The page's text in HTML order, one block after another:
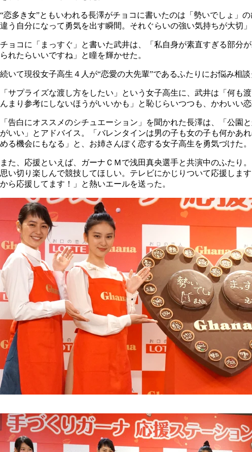
“恋多き女”ともいわれる長澤がチョコに書いたのは「勢いでしょ」
違う自分になって勇気を出す瞬間。それぐらいの強い気持ちが大切」
チョコに「まっすぐ」と書いた武井は、「私自身が素直すぎる部分
られたらいいですね」と瞳を輝かせた。
続いて現役女子高生４人が“恋愛の大先輩”であるふたりにお悩み相談
「サプライズな渡し方をしたい」という女子高生に、武井は「何
んまり参考にしないほうがいいかも」と恥じらいつつも、かわいい恋
「告白にオススメのシチュエーション」を聞かれた長澤は、「公
がいい」とアドバイス。「バレンタインは男の子も女の子も何かあ
める機会にもなる」と、お姉さんぽく恋する女子高生を勇気づけた。
また、応援といえば、ガーナＣＭで浅田真央選手と共演中のふたり
思い切り楽しんで競技してほしい。テレビにかじりついて応援しま
から応援してます！」と熱いエールを送った。